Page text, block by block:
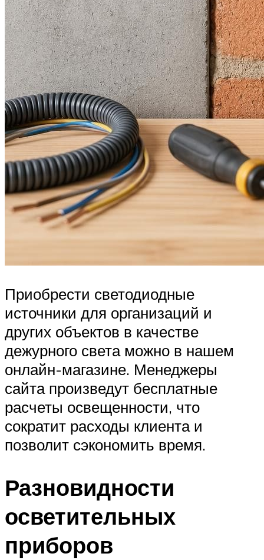
Приобрести светодиодные
источники для организаций и
других объектов в качестве
дежурного света можно в нашем
онлайн-магазине. Менеджеры
сайта произведут бесплатные
расчеты освещенности, что
сократит расходы клиента и
позволит сэкономить время.
Разновидности
осветительных
приборов